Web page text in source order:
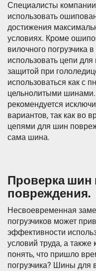
Специалисты
использовать
достижения
условиях. Кроме
вилочного погрузчика
использовать цепи
защитой при
использоваться как с
цельнолитыми
рекомендуется
вариантов, так как во
цепями для шин
сама шина.
Проверка шин
повреждения.
Несвоевременная
погрузчиков может
эффективности
условий труда, а
понять, что пришло
погрузчика? Шины для